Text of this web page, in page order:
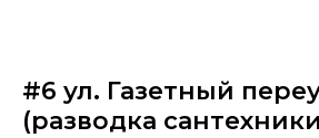
#6 ул. Газетный
(разводка